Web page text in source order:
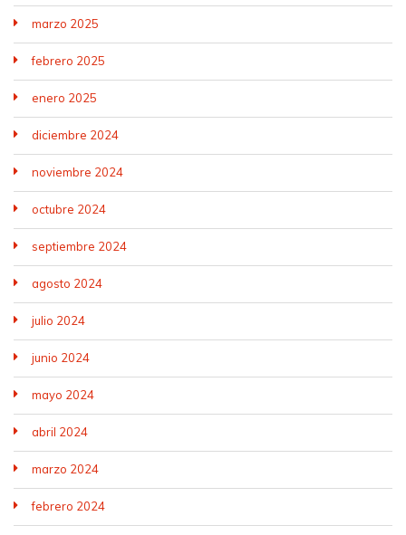
marzo 2025
febrero 2025
enero 2025
diciembre 2024
noviembre 2024
octubre 2024
septiembre 2024
agosto 2024
julio 2024
junio 2024
mayo 2024
abril 2024
marzo 2024
febrero 2024